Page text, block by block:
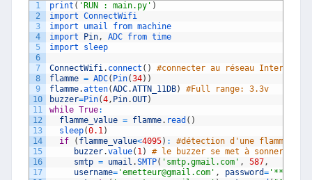
1
2
3
4
5
6
7
8
9
10
11
12
13
14
15
16
17
print ( 'RUN : main.py' )
import ConnectWifi
import umail from machine
import
Pin, ADC from time
import sleep
ConnectWifi. connect ( )
#connecter au réseau Internet
flamme = ADC( Pin(34) )
flamme.atten(ADC.ATTN_11DB)
#Full range: 3.3v
buzzer=Pin(4, Pin.OUT)
while True:
flamme_value = flamme. read ( )
sleep(0.1)
if
( flamme_value<4095) :
#détection d'une flamme
buzzer.value( 1)
# le buzzer se met à sonner
smtp = umail .SMTP( 'smtp.gmail.com' , 587,
username= 'emetteur@gmail.com' , password= '******'